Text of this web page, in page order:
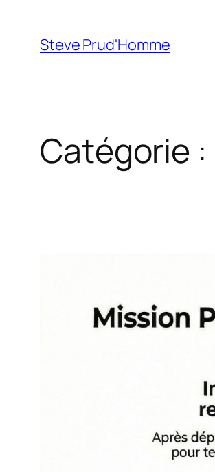
contenu
Steve Prud'Homme
Catégorie :